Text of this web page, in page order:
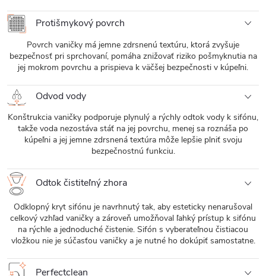
Protišmykový povrch
Povrch vaničky má jemne zdrsnenú textúru, ktorá zvyšuje
bezpečnosť pri sprchovaní, pomáha znižovať riziko pošmyknutia na
jej mokrom povrchu a prispieva k väčšej bezpečnosti v kúpeľni.
Odvod vody
Konštrukcia vaničky podporuje plynulý a rýchly odtok vody k sifónu,
takže voda nezostáva stáť na jej povrchu, menej sa roznáša po
kúpeľni a jej jemne zdrsnená textúra môže lepšie plniť svoju
bezpečnostnú funkciu.
Odtok čistiteľný zhora
Odklopný kryt sifónu je navrhnutý tak, aby esteticky nenarušoval
celkový vzhľad vaničky a zároveň umožňoval ľahký prístup k sifónu
na rýchle a jednoduché čistenie. Sifón s vyberateľnou čistiacou
vložkou nie je súčasťou vaničky a je nutné ho dokúpiť samostatne.
Perfectclean